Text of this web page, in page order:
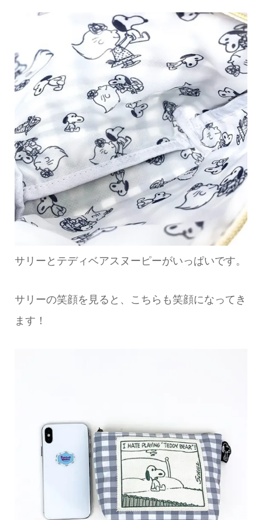
サリーとテディベアスヌーピーがいっぱいです。
サリーの笑顔を見ると、こちらも笑顔になってき
ます！